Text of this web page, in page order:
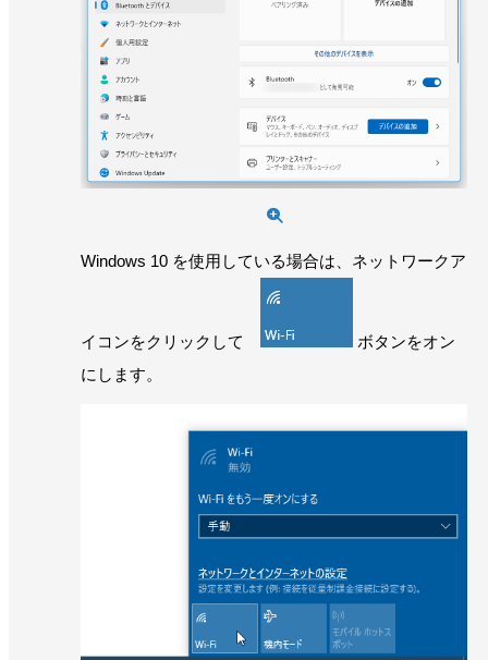
Windows 10 を使用している場合は、ネットワークア
イコンをクリックして
ボタンをオン
にします。